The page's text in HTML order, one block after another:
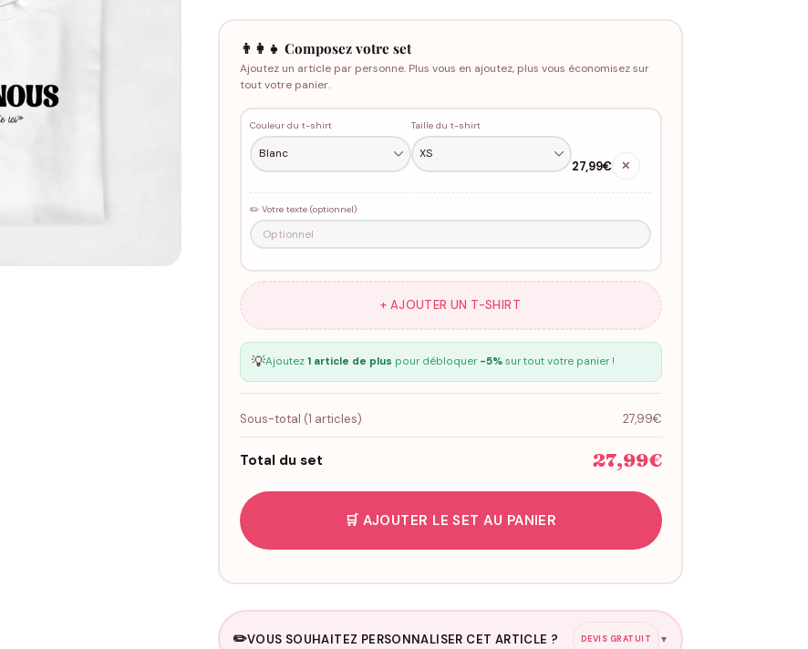
👨‍👩‍👧 Composez votre set
Ajoutez un article par personne. Plus vous en ajoutez, plus vous économisez sur
tout votre panier.
Couleur du t-shirt Taille du t-shirt
27,99€ ✕
✏️ Votre texte (optionnel)
+ AJOUTER UN T-SHIRT
💡Ajoutez 1 article de plus pour débloquer -5%sur tout votre panier !
Sous-total (1 articles) 27,99€
Total du set 27,99€
🛒 AJOUTER LE SET AU PANIER
✏️VOUS SOUHAITEZ PERSONNALISER CET ARTICLE ? DEVIS GRATUIT ▼